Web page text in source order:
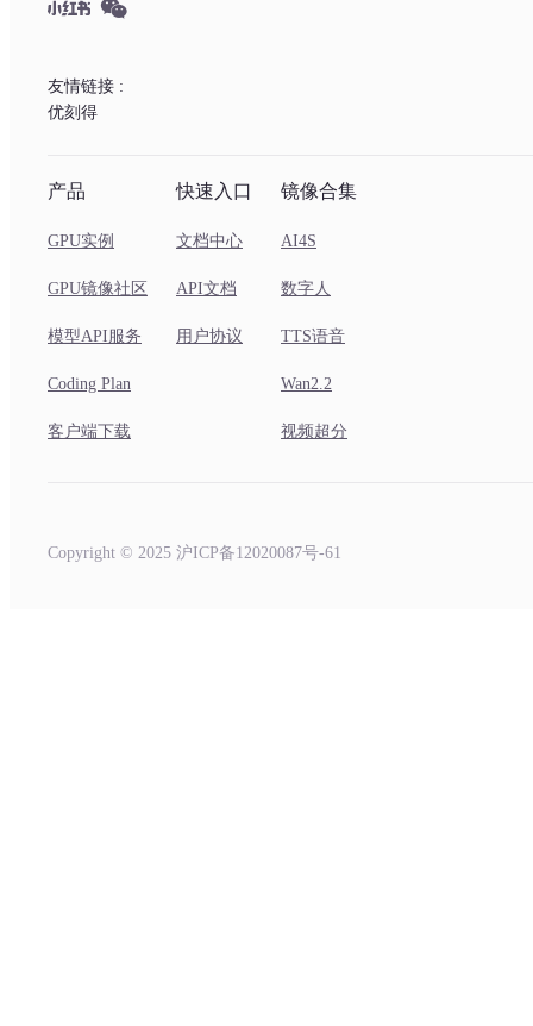
友情链接 :
优刻得
产品
GPU实例
GPU镜像社区
模型API服务
Coding Plan
客户端下载
快速入口
文档中心
API文档
用户协议
镜像合集
AI4S
数字人
TTS语音
Wan2.2
视频超分
Copyright © 2025 沪ICP备12020087号-61